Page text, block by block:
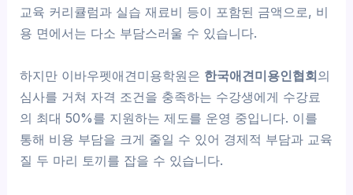
교육 커리큘럼과 실습 재료비 등이 포함된 금액으로, 비
용 면에서는 다소 부담스러울 수 있습니다.
하지만 이바우펫애견미용학원은 한국애견미용인협회의
심사를 거쳐 자격 조건을 충족하는 수강생에게 수강료
의 최대 50%를 지원하는 제도를 운영 중입니다. 이를
통해 비용 부담을 크게 줄일 수 있어 경제적 부담과 교육
질 두 마리 토끼를 잡을 수 있습니다.